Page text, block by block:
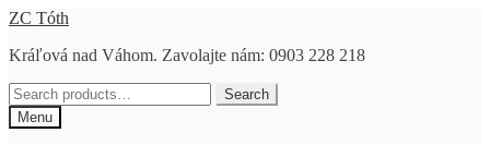
Preskočiť
navigáciu
Preskočiť
obsah
ZC Tóth
Kráľová nad Váhom. Zavolajte nám: 0903 228 218
Search
for:
Search
Menu